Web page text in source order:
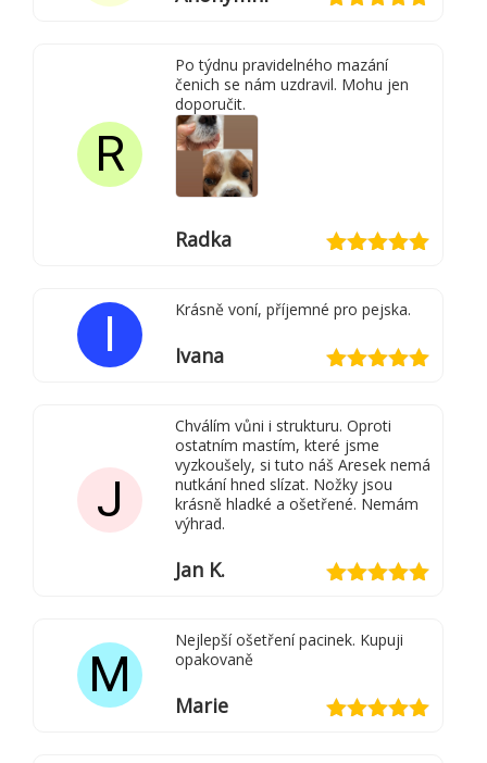
R
Po týdnu pravidelného mazání
čenich se nám uzdravil. Mohu jen
doporučit.
Radka
I Krásně voní, příjemné pro pejska.
Ivana
J
Chválím vůni i strukturu. Oproti
ostatním mastím, které jsme
vyzkoušely, si tuto náš Aresek nemá
nutkání hned slízat. Nožky jsou
krásně hladké a ošetřené. Nemám
výhrad.
Jan K.
M
Nejlepší ošetření pacinek. Kupuji
opakovaně
Marie